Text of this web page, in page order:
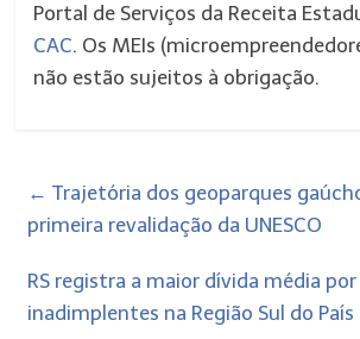
Portal de Serviços da Receita
CAC. Os MEIs
não estão sujeitos à obrigação.
← Trajetória dos geoparques
primeira revalidação da UNESCO
RS registra a maior dívida média
inadimplentes na Região Sul do País